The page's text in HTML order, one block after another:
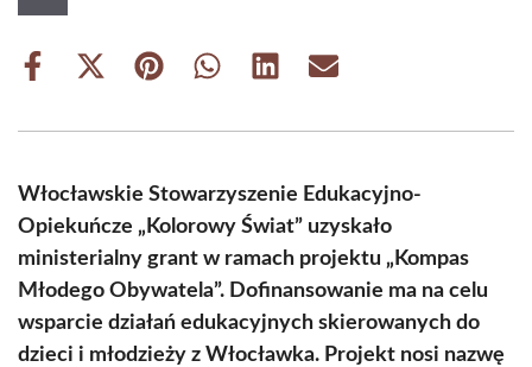
Share
Share
(Twitter)
Share Share Share Share
Włocławskie Stowarzyszenie Edukacyjno-
Opiekuńcze „Kolorowy Świat” uzyskało
ministerialny grant w ramach projektu „Kompas
Młodego Obywatela”. Dofinansowanie ma na celu
wsparcie działań edukacyjnych skierowanych do
dzieci i młodzieży z Włocławka. Projekt nosi nazwę